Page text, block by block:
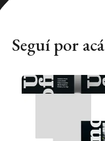
Seguí por acá